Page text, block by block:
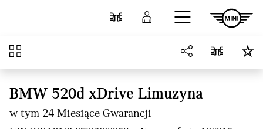
Przejdź do głównej treści
Porównaj Zaloguj się
Przegląd
BMW 520d xDrive Limuzyna
w tym 24 Miesiące Gwarancji